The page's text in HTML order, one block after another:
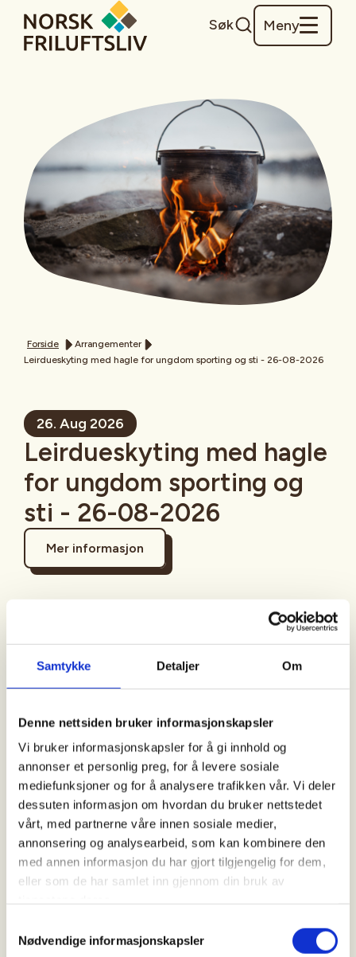
Samtykke Detaljer Om
Denne nettsiden bruker informasjonskapsler
Vi bruker informasjonskapsler for å gi innhold og
annonser et personlig preg, for å levere sosiale
mediefunksjoner og for å analysere trafikken vår. Vi deler
dessuten informasjon om hvordan du bruker nettstedet
vårt, med partnerne våre innen sosiale medier,
annonsering og analysearbeid, som kan kombinere den
med annen informasjon du har gjort tilgjengelig for dem,
eller som de har samlet inn gjennom din bruk av
Nødvendige informasjonskapsler
Søk Meny
Forside
Arrangementer
Leirdueskyting med hagle for ungdom sporting og sti - 26-08-2026
26. Aug 2026
Leirdueskyting med hagle
for ungdom sporting og
sti - 26-08-2026
Mer informasjon
Sted
Tid
26. Aug 2026
Kl. 18.00 - 20.00
Arrangør
Vadsø JFF